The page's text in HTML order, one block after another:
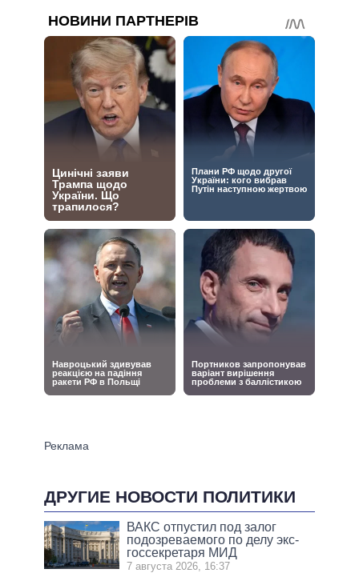
ДРУГИЕ НОВОСТИ ПОЛИТИКИ
ВАКС отпустил под залог
подозреваемого по делу экс-
госсекретаря МИД
7 августа 2026, 16:37